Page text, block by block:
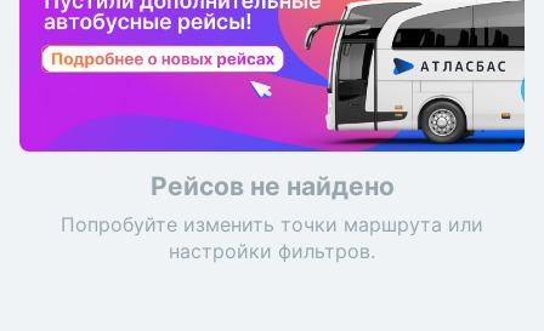
Рейсов не найдено
Попробуйте изменить точки маршрута или
настройки фильтров.